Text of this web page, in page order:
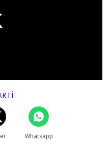
Whatsapp